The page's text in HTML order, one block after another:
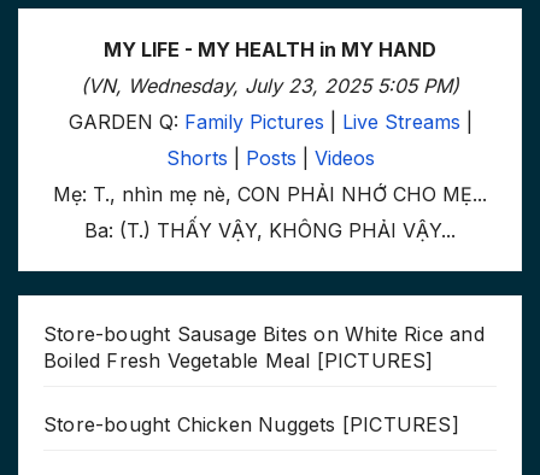
MY LIFE - MY HEALTH in MY HAND
(VN, Wednesday, July 23, 2025 5:05 PM)
GARDEN Q: Family Pictures Live Streams
Shorts
Posts
Videos
Mẹ: T., nhìn mẹ nè, CON PHẢI NHỚ CHO MẸ...
Ba: (T.) THẤY VẬY, KHÔNG PHẢI VẬY...
Store-bought Sausage Bites on White Rice and
Boiled Fresh Vegetable Meal [PICTURES]
Store-bought Chicken Nuggets [PICTURES]